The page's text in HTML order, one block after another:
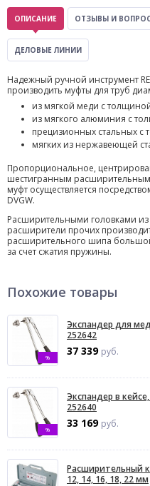
ОПИСАНИЕ ОТЗЫВЫ И
ДЕЛОВЫЕ ЛИНИИ
Надежный ручной инструмент
производить муфты для труб
из мягкой меди с
из мягкого алюминия с
прецизионных стальных с
мягких из нержавеющей
Пропорциональное,
шестигранным
муфт осуществляется
DVGW.
Расширительными головками
расширители прочих
расширительного шипа
за счет сжатия пружины.
Похожие товары
%
Экспандер для
252642
37 339 руб.
%
Экспандер в
252640
33 169 руб.
Расширительный
12, 14, 16, 18, 22 мм